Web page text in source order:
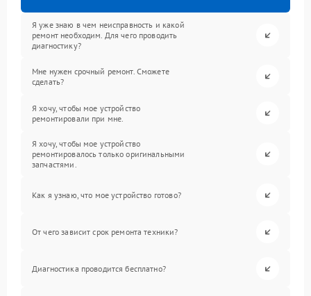
Я уже знаю в чем неисправность и какой
ремонт необходим. Для чего проводить
диагностику?
Мне нужен срочный ремонт. Сможете
сделать?
Я хочу, чтобы мое устройство
ремонтировали при мне.
Я хочу, чтобы мое устройство
ремонтировалось только оригинальными
запчастями.
Как я узнаю, что мое устройство готово?
От чего зависит срок ремонта техники?
Диагностика проводится бесплатно?